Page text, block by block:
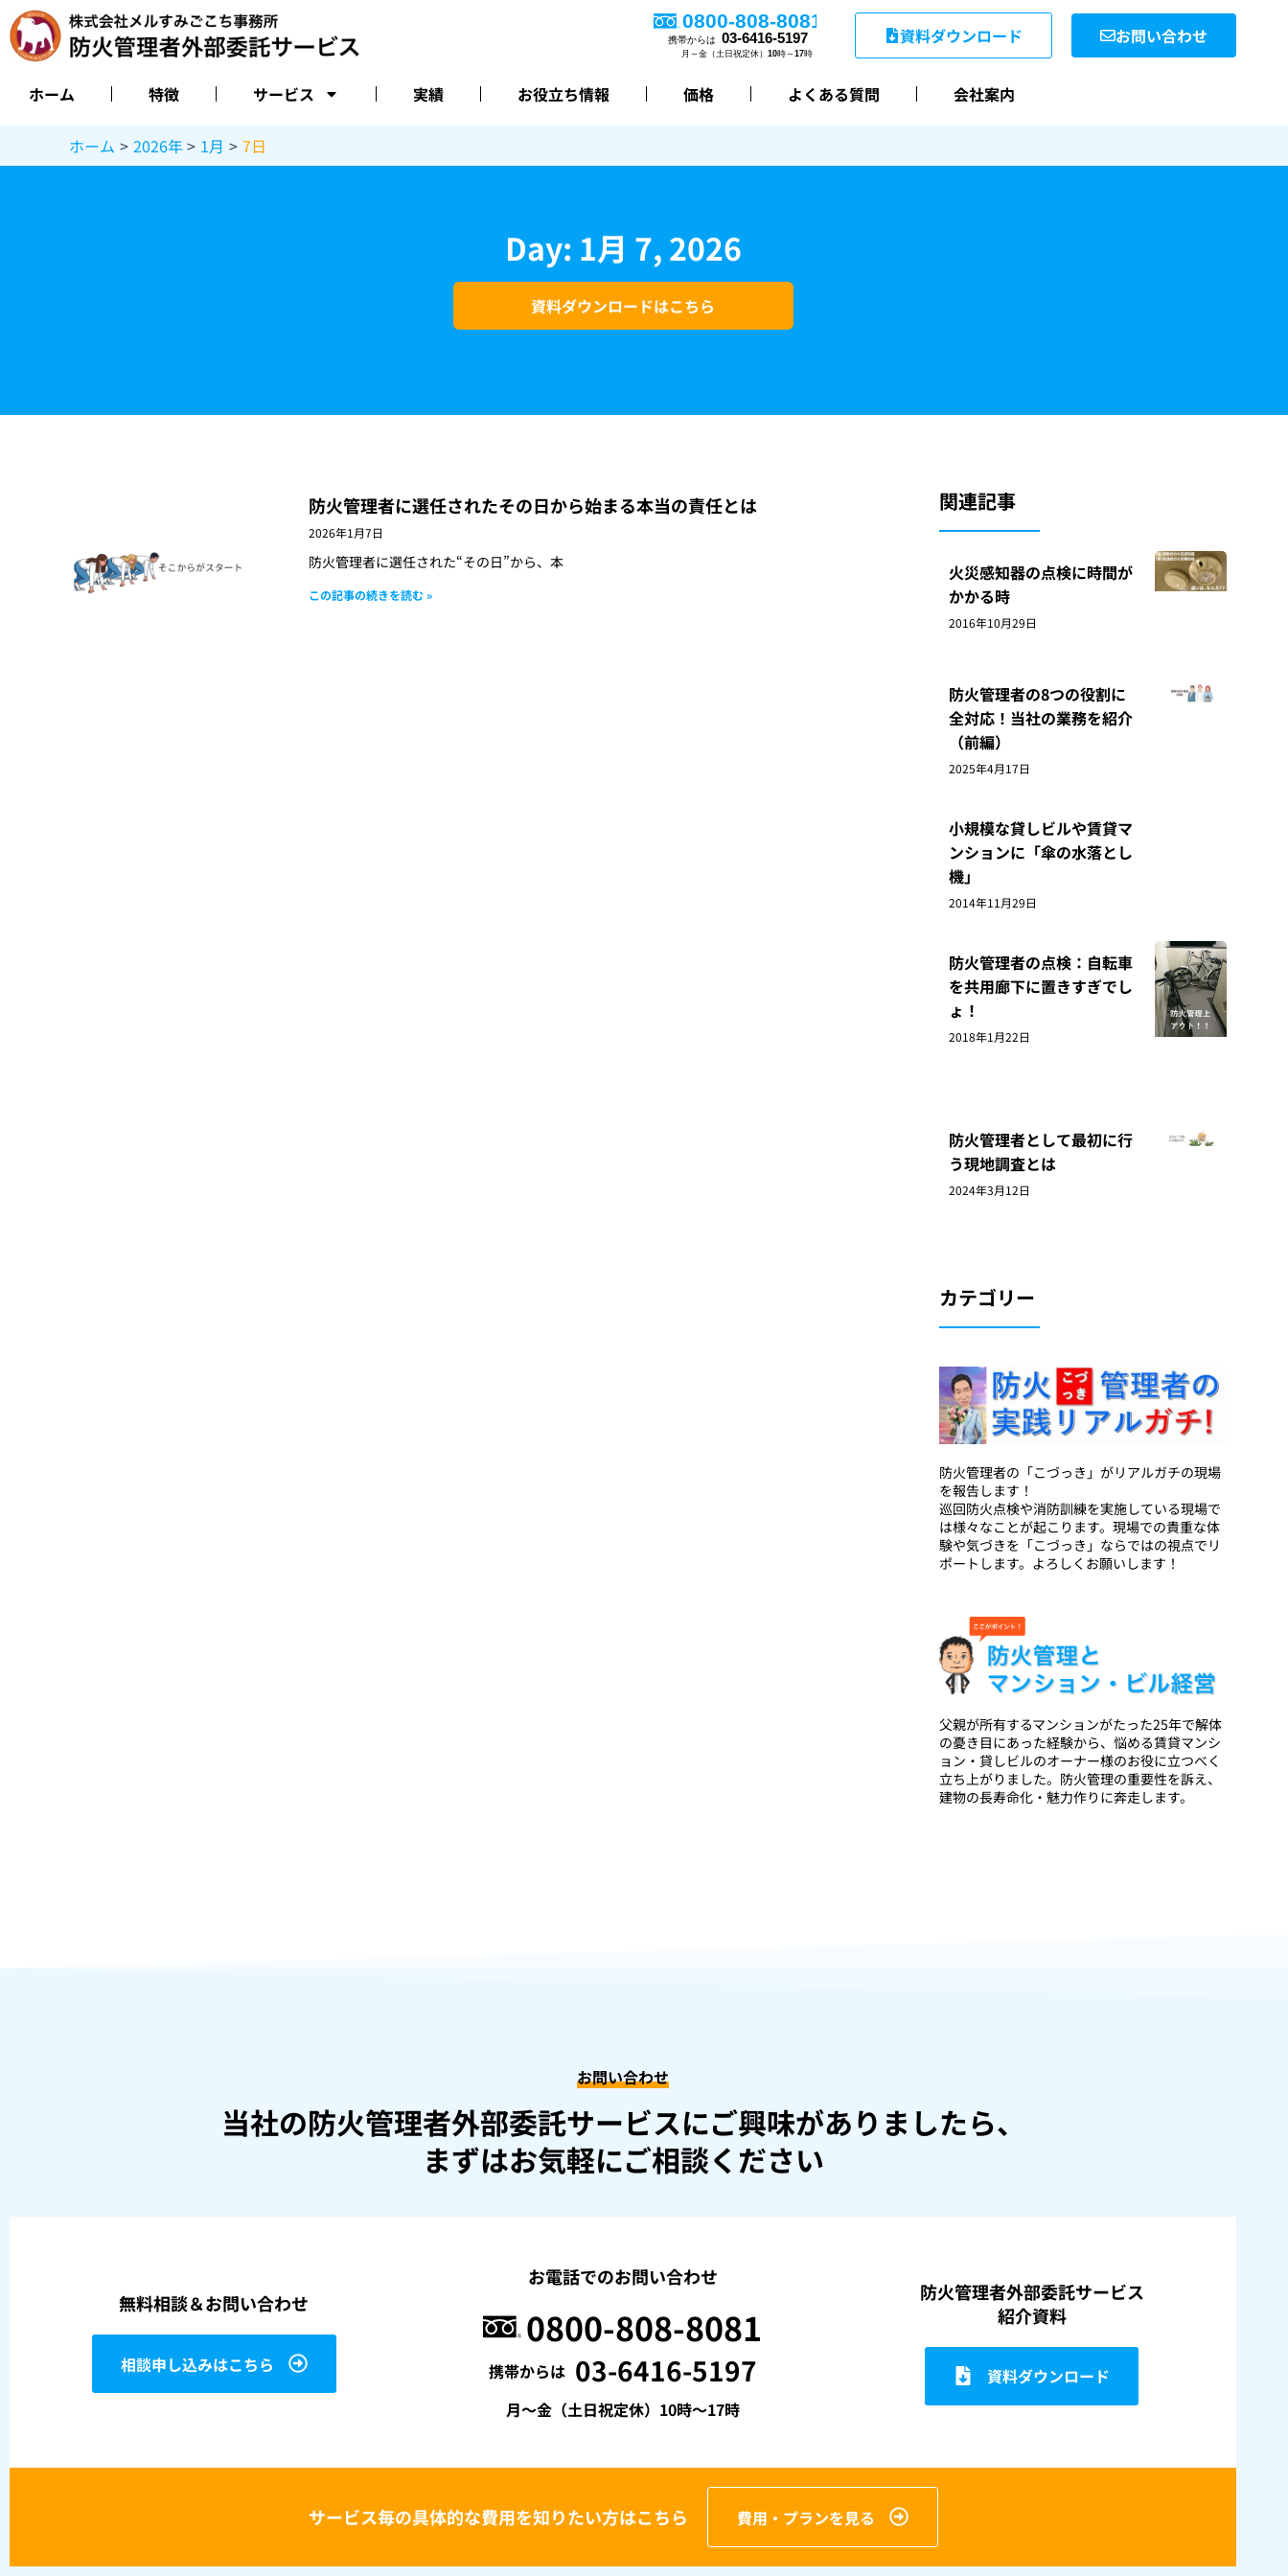
容
を
資料ダウンロード お問い合わせ
ホーム 特徴 サービス 実績 お役立ち情報 価格 よくある質問 会社案内
ホーム 2026年 1月 7日
Day: 1月 7, 2026
資料ダウンロードはこちら
防火管理者に選任されたその日から始まる本当の責任とは
2026年1月7日
防火管理者に選任された“その日”から、本
この記事の続きを読む »
関連記事
火災感知器の点検に時間が
かかる時
2016年10月29日
防火管理者の8つの役割に
全対応！当社の業務を紹介
（前編）
2025年4月17日
小規模な貸しビルや賃貸マ
ンションに「傘の水落とし
機」
2014年11月29日
防火管理者の点検：自転車
を共用廊下に置きすぎでし
ょ！
2018年1月22日
防火管理者として最初に行
う現地調査とは
2024年3月12日
カテゴリー
防火管理者の「こづっき」がリアルガチの現場
を報告します！
巡回防火点検や消防訓練を実施している現場で
は様々なことが起こります。現場での貴重な体
験や気づきを「こづっき」ならではの視点でリ
ポートします。よろしくお願いします！
父親が所有するマンションがたった25年で解体
の憂き目にあった経験から、悩める賃貸マンシ
ョン・貸しビルのオーナー様のお役に立つべく
立ち上がりました。防火管理の重要性を訴え、
建物の長寿命化・魅力作りに奔走します。
お問い合わせ
当社の防火管理者外部委託サービスにご興味がありましたら、
まずはお気軽にご相談ください
無料相談＆お問い合わせ
相談申し込みはこちら
お電話でのお問い合わせ
0800-808-8081
携帯からは 03-6416-5197
月〜金（土日祝定休）10時〜17時
防火管理者外部委託サービス
紹介資料
資料ダウンロード
サービス毎の具体的な費用を知りたい方はこちら 費用・プランを見る